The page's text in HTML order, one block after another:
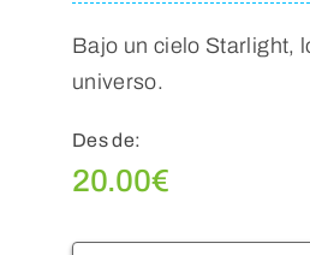
Bajo un cielo Starlight,
universo.
Des de:
20.00€